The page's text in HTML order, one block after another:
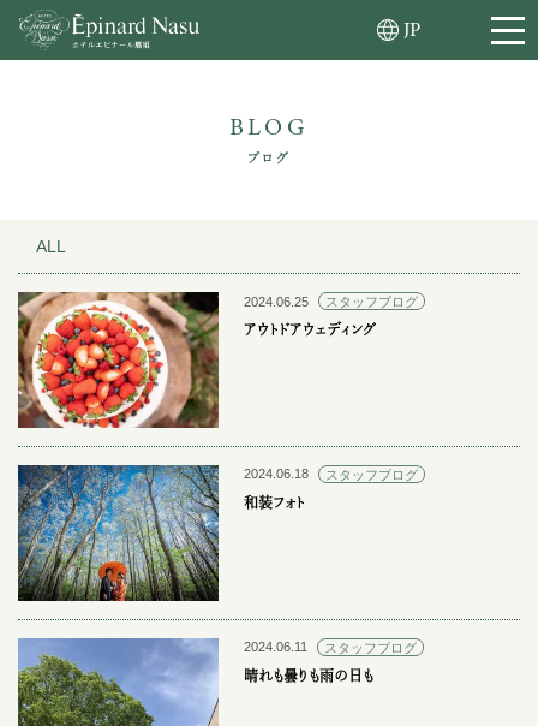
JP
BLOG
ブログ
ALL
2024.06.25
スタッフブログ
アウトドアウェディング
2024.06.18
スタッフブログ
和装フォト
2024.06.11
スタッフブログ
晴れも曇りも雨の日も